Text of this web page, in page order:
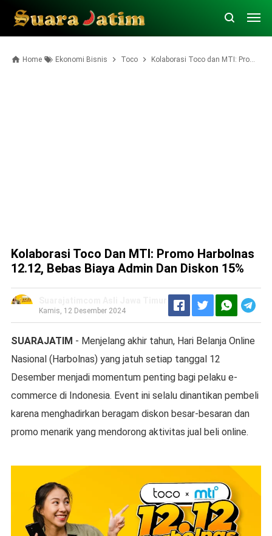
Home Ekonomi Bisnis Toco Kolaborasi Toco dan MTI: Promo Harbolnas 12.12, Bebas Biaya Admin dan Diskon 15%
Kolaborasi Toco Dan MTI: Promo Harbolnas
12.12, Bebas Biaya Admin Dan Diskon 15%
Kamis, 12 Desember 2024
SUARAJATIM - Menjelang akhir tahun, Hari Belanja Online
Nasional (Harbolnas) yang jatuh setiap tanggal 12
Desember menjadi momentum penting bagi pelaku e-
commerce di Indonesia. Event ini selalu dinantikan pembeli
karena menghadirkan beragam diskon besar-besaran dan
promo menarik yang mendorong aktivitas jual beli online.